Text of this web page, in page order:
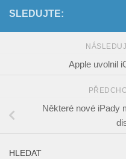
SLEDUJTE:
Apple uvolnil
Některé nové iPady
HLEDAT